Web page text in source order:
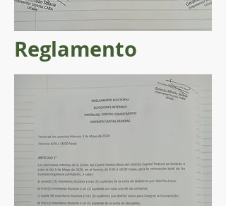
Reglamento